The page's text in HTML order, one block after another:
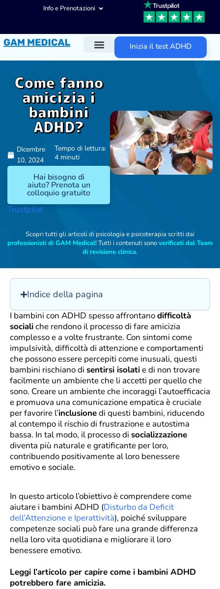
Info e Prenotazioni
Inizia il test ADHD
Come fanno
amicizia i
bambini
ADHD?
Dicembre
10, 2024
Tempo di lettura:
4 minuti
Hai bisogno di
aiuto? Prenota un
colloquio gratuito
Trustpilot
Scopri tutti gli articoli di psicologia e psicoterapia scritti dai
professionisti di GAM Medical! Tutti i contenuti sonoverificati dal Team
di revisione clinica.
Indice della pagina
I bambini con ADHD spesso affrontanodifficoltà
socialiche rendono il processo di fare amicizia
complesso e a volte frustrante. Con sintomi come
impulsività, difficoltà di attenzione e comportamenti
che possono essere percepiti come inusuali, questi
bambini rischiano di sentirsi isolatie di non trovare
facilmente un ambiente che li accetti per quello che
sono. Creare un ambiente che incoraggi l’autoefficacia
e promuova una comunicazione empatica è cruciale
per favorire l’inclusionedi questi bambini, riducendo
al contempo il rischio di frustrazione e autostima
bassa. In tal modo, il processo di socializzazione
diventa più naturale e gratificante per loro,
contribuendo positivamente al loro benessere
emotivo e sociale.
In questo articolo l’obiettivo è comprendere come
aiutare i bambini ADHD (Disturbo da Deficit
dell’Attenzione e Iperattività), poiché sviluppare
competenze sociali può fare una grande differenza
nella loro vita quotidiana e migliorare il loro
benessere emotivo.
Leggi l’articolo per capire come i bambini ADHD
potrebbero fare amicizia.